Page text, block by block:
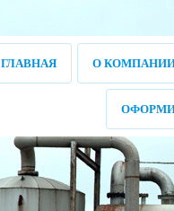
ГЛАВНАЯ О